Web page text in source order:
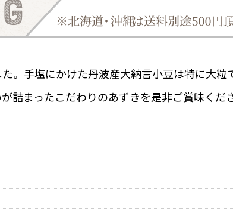
。手塩にかけた丹波産大納言小豆は特に大粒
詰まったこだわりのあずきを是非ご賞味くだ